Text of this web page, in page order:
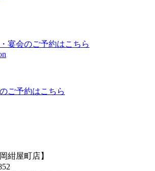
宴会のご予約はこちら
ご予約はこちら
紺屋町店】